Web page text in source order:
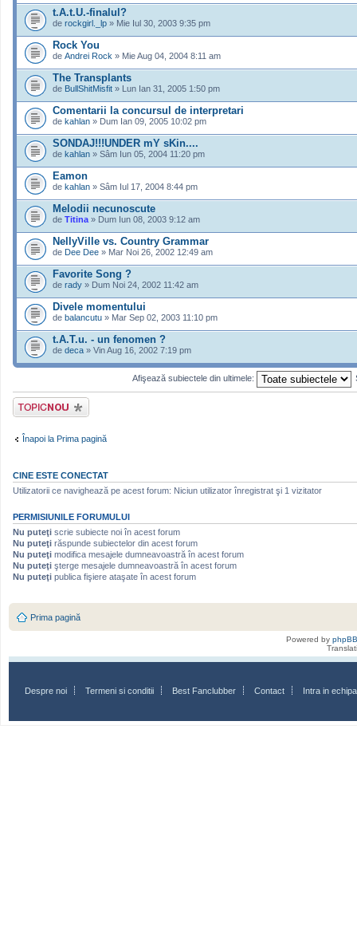
t.A.t.U.-finalul?
de rockgirl._lp » Mie Iul 30, 2003 9:35 pm
Rock You
de Andrei Rock » Mie Aug 04, 2004 8:11 am
The Transplants
de BullShitMisfit » Lun Ian 31, 2005 1:50 pm
Comentarii la concursul de interpretari
de kahlan » Dum Ian 09, 2005 10:02 pm
SONDAJ!!!UNDER mY sKin....
de kahlan » Sâm Iun 05, 2004 11:20 pm
Eamon
de kahlan » Sâm Iul 17, 2004 8:44 pm
Melodii necunoscute
de Titina » Dum Iun 08, 2003 9:12 am
NellyVille vs. Country Grammar
de Dee Dee » Mar Noi 26, 2002 12:49 am
Favorite Song ?
de rady » Dum Noi 24, 2002 11:42 am
Divele momentului
de balancutu » Mar Sep 02, 2003 11:10 pm
t.A.T.u. - un fenomen ?
de deca » Vin Aug 16, 2002 7:19 pm
Afişează subiectele din ultimele:
Scrie un subiect
nou
Înapoi la Prima pagină
CINE ESTE CONECTAT
Utilizatorii ce navighează pe acest forum: Niciun utilizator înregistrat şi 1 vizitator
PERMISIUNILE FORUMULUI
Nu puteţi scrie subiecte noi în acest forum
Nu puteţi răspunde subiectelor din acest forum
Nu puteţi modifica mesajele dumneavoastră în acest forum
Nu puteţi şterge mesajele dumneavoastră în acest forum
Nu puteţi publica fişiere ataşate în acest forum
Prima pagină
Powered by phpBB
Despre noi Termeni si conditii Best Fanclubber Contact Intra in